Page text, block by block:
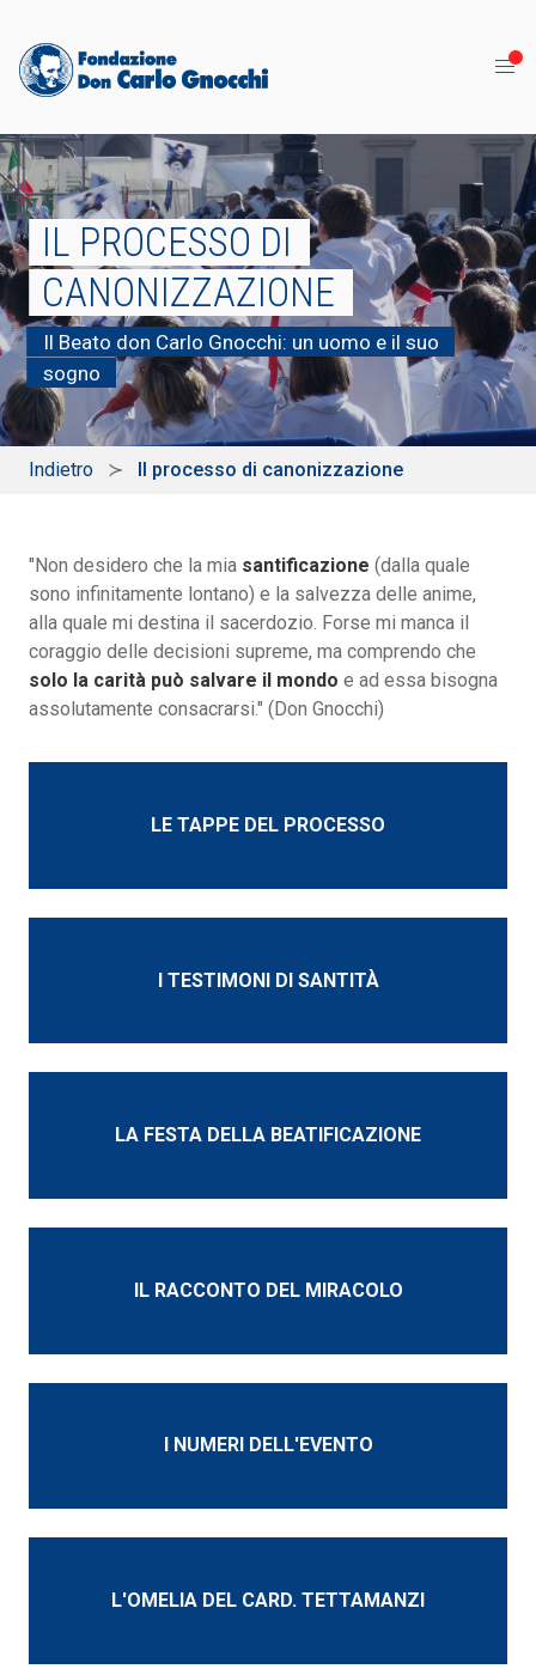
IL PROCESSO DI
CANONIZZAZIONE
Il Beato don Carlo Gnocchi: un uomo e il suo
sogno
Indietro Il processo di canonizzazione
"Non desidero che la mia santificazione (dalla quale
sono infinitamente lontano) e la salvezza delle anime,
alla quale mi destina il sacerdozio. Forse mi manca il
coraggio delle decisioni supreme, ma comprendo che
solo la carità può salvare il mondo e ad essa bisogna
assolutamente consacrarsi." (Don Gnocchi)
LE TAPPE DEL PROCESSO
I TESTIMONI DI SANTITÀ
LA FESTA DELLA BEATIFICAZIONE
IL RACCONTO DEL MIRACOLO
I NUMERI DELL'EVENTO
L'OMELIA DEL CARD. TETTAMANZI